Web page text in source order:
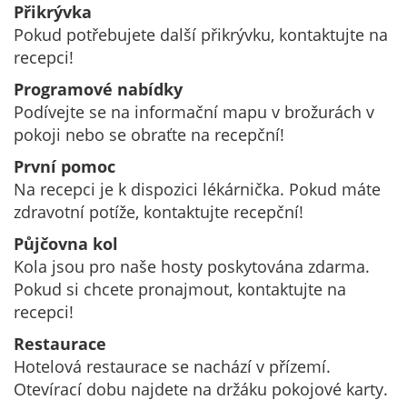
Přikrývka
Pokud potřebujete další přikrývku, kontaktujte na
recepci!
Programové nabídky
Podívejte se na informační mapu v brožurách v
pokoji nebo se obraťte na recepční!
První pomoc
Na recepci je k dispozici lékárnička. Pokud máte
zdravotní potíže, kontaktujte recepční!
Půjčovna kol
Kola jsou pro naše hosty poskytována zdarma.
Pokud si chcete pronajmout, kontaktujte na
recepci!
Restaurace
Hotelová restaurace se nachází v přízemí.
Otevírací dobu najdete na držáku pokojové karty.